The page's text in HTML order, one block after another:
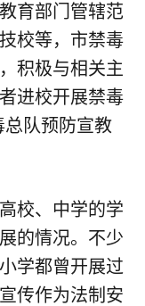
育部门管辖范
校等，市禁毒
积极与相关主
进校开展禁毒
总队预防宣教
校、中学的学
的情况。不少
学都曾开展过
传作为法制安